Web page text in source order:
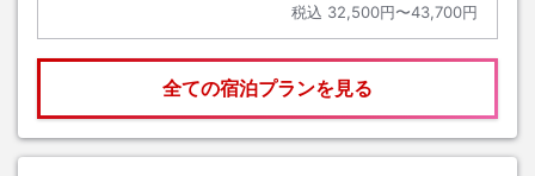
税込 32,500円〜43,700円
全ての宿泊プランを見る